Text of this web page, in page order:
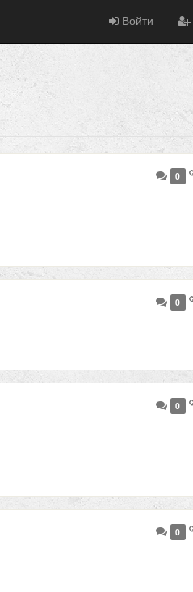
Войти
0
0
0
0